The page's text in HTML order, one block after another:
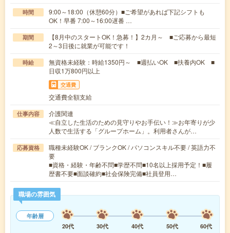
時間
9:00～18:00（休憩60分）■ご希望があれば下記シフトも
OK！早番 7:00～16:00遅番 …
期間
【8月中のスタートOK！急募！】2カ月～ ■ご応募から最短
2～3日後に就業が可能です！
時給
無資格未経験：時給1350円～ ■週払いOK ■扶養内OK ■
日収1万800円以上
交通費
交通費全額支給
仕事内容
介護関連
≪自立した生活のための見守りやお手伝い！≫お年寄りが少
人数で生活する「グループホーム」。利用者さんが…
応募資格
職種未経験OK / ブランクOK / パソコンスキル不要 / 英語力不
要
■資格・経験・年齢不問■学歴不問■10名以上採用予定！■履
歴書不要■面談確約■社会保険完備■社員登用…
職場の雰囲気
年齢層
20代
30代 40代 50代
60代